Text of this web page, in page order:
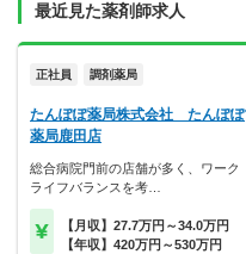
最近見た薬剤師求人
正社員 調剤薬局
たんぽぽ薬局株式会社 たんぽぽ
薬局鹿田店
総合病院門前の店舗が多く、ワーク
ライフバランスを考…
【月収】27.7万円～34.0万円
【年収】420万円～530万円